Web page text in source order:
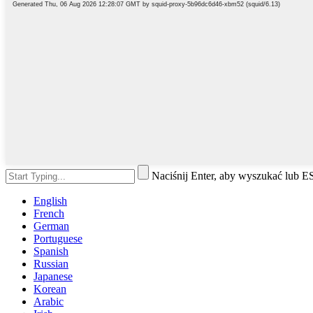
Naciśnij Enter, aby wyszukać lub
English
French
German
Portuguese
Spanish
Russian
Japanese
Korean
Arabic